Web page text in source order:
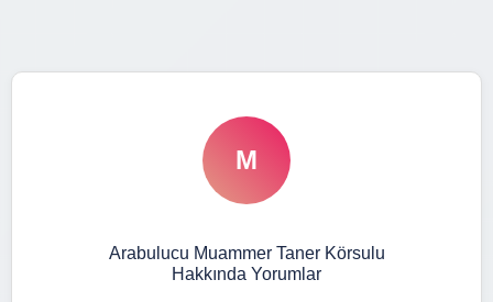
M
Arabulucu Muammer Taner Körsulu
Hakkında Yorumlar